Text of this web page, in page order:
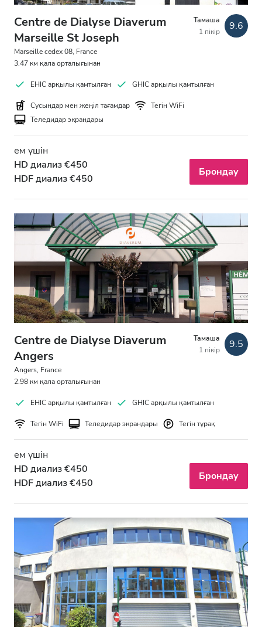
Centre de Dialyse Diaverum
Marseille St Joseph
Marseille cedex 08, France
3.47 км қала орталығынан
Тамаша
1 пікір
9.6
EHIC арқылы қамтылған GHIC арқылы қамтылған
Сусындар мен жеңіл тағамдар
Тегін WiFi
Теледидар экрандары
ем үшін
HD диализ €450
HDF диализ €450
Брондау
Centre de Dialyse Diaverum
Angers
Angers, France
2.98 км қала орталығынан
Тамаша
1 пікір
9.5
EHIC арқылы қамтылған GHIC арқылы қамтылған
Тегін WiFi Теледидар экрандары Тегін тұрақ
ем үшін
HD диализ €450
HDF диализ €450
Брондау